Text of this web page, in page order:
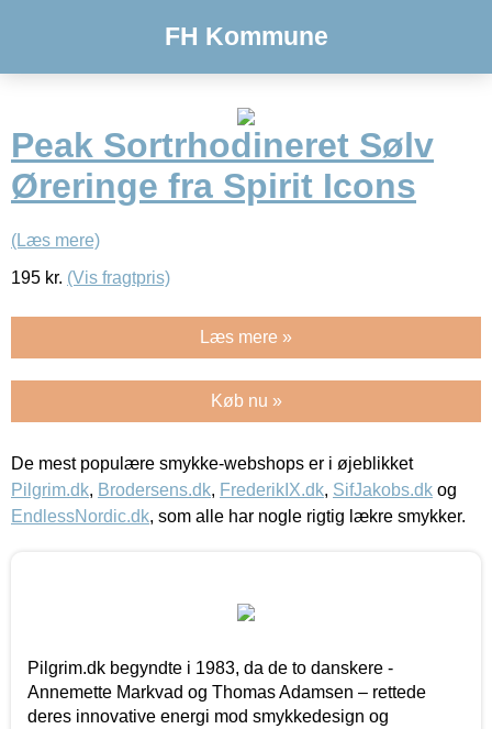
FH Kommune
Peak Sortrhodineret Sølv
Øreringe fra Spirit Icons
(Læs mere)
195 kr. (Vis fragtpris)
Læs mere »
Køb nu »
De mest populære smykke-webshops er i øjeblikket
Pilgrim.dk, Brodersens.dk, FrederikIX.dk, SifJakobs.dk og
EndlessNordic.dk, som alle har nogle rigtig lækre smykker.
Pilgrim.dk begyndte i 1983, da de to danskere -
Annemette Markvad og Thomas Adamsen – rettede
deres innovative energi mod smykkedesign og